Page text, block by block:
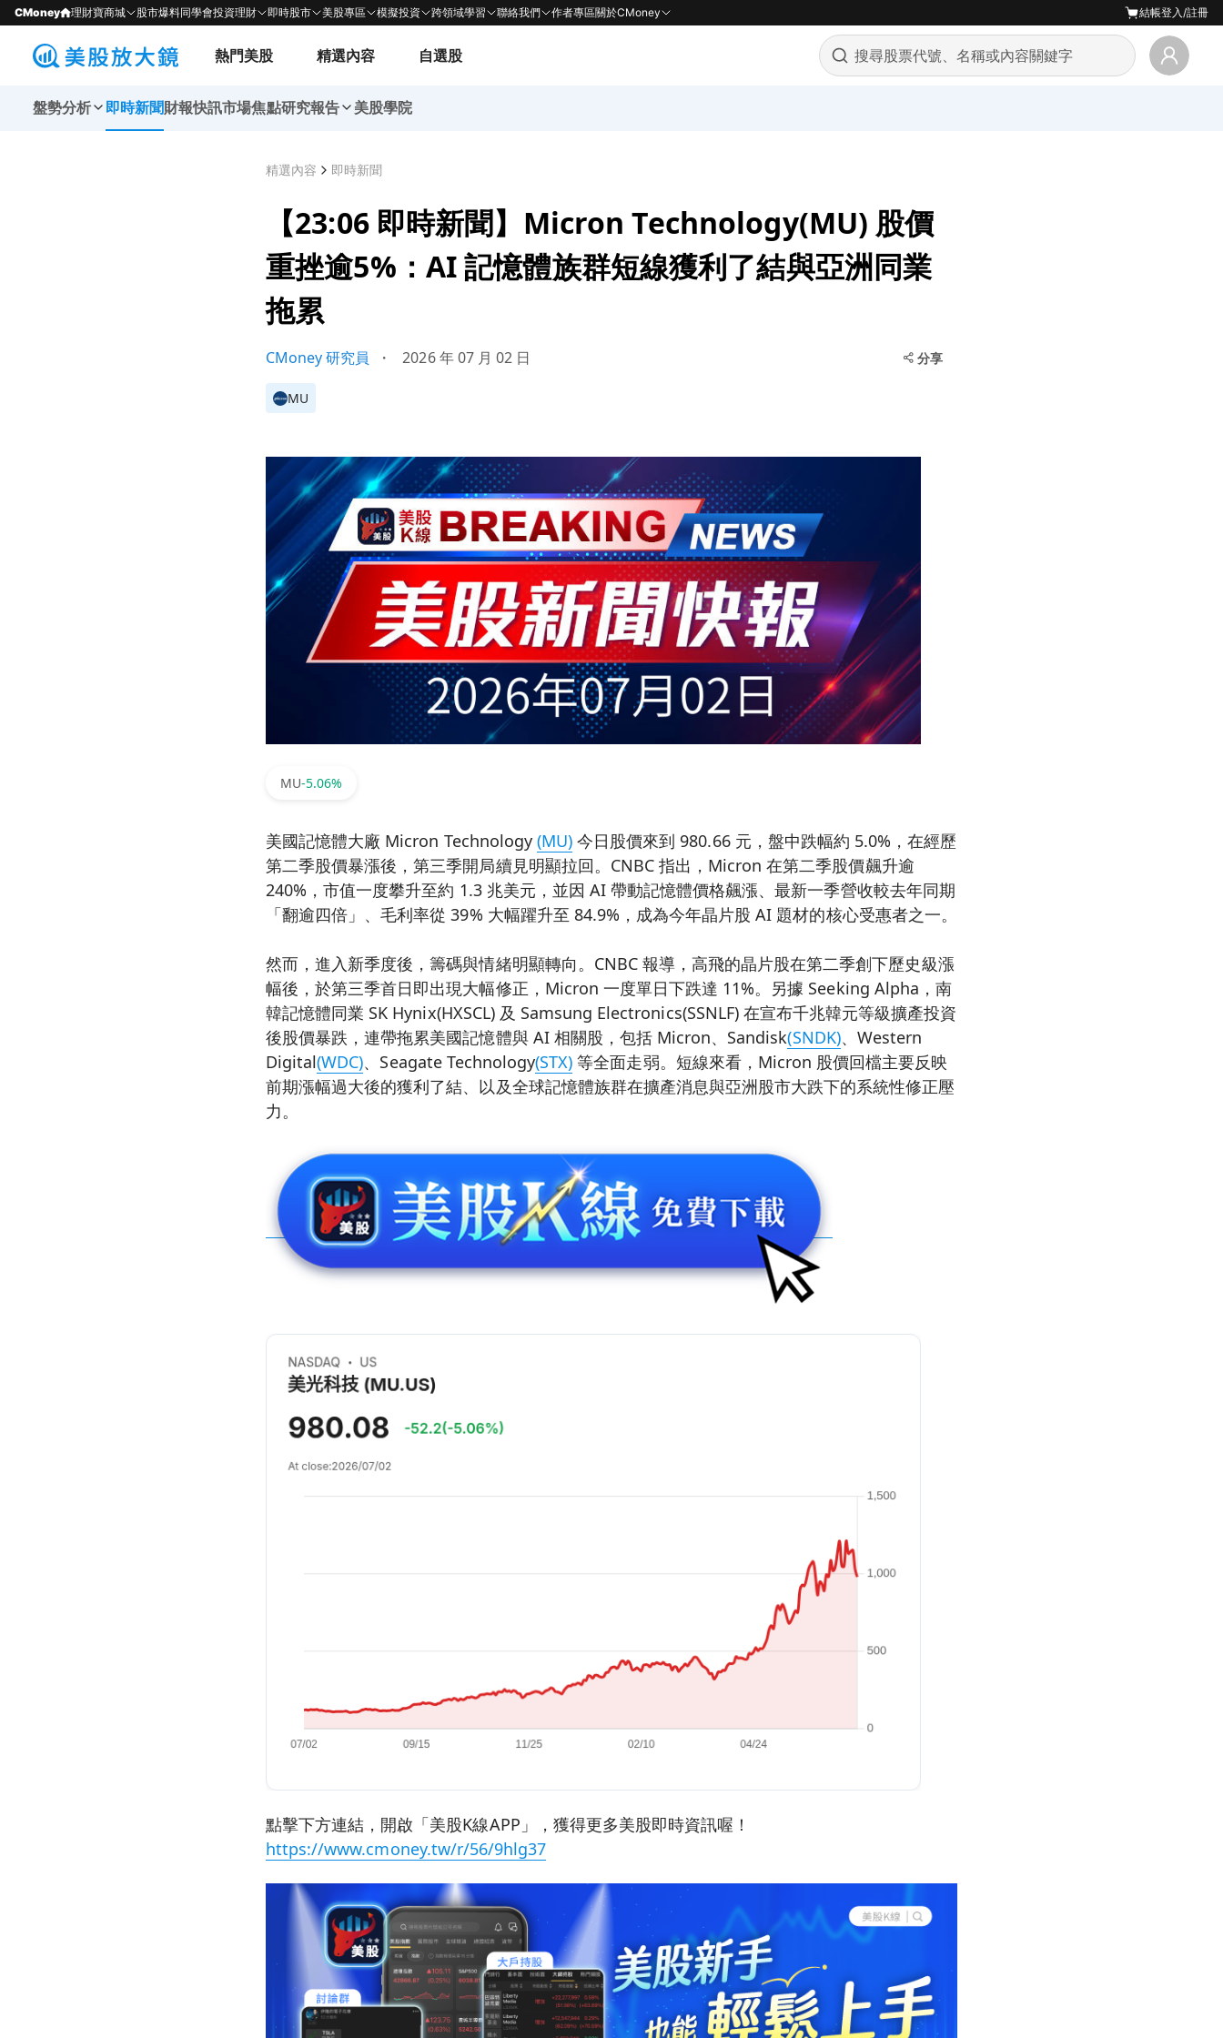
CMoney 理財寶商城 股市爆料同學會投資理財 即時股市 美股專區 模擬投資 跨領域學習 聯絡我們 作者專區關於CMoney 結帳登入/註冊
熱門美股 精選內容 自選股
盤勢分析 即時新聞財報快訊市場焦點研究報告 美股學院
精選內容 即時新聞
【23:06 即時新聞】Micron Technology(MU) 股價
重挫逾5%：AI 記憶體族群短線獲利了結與亞洲同業
拖累
CMoney 研究員 ・ 2026 年 07 月 02 日 分享
MU
MU-5.06%
美國記憶體大廠 Micron Technology (MU) 今日股價來到 980.66 元，盤中跌幅約 5.0%，在經歷
第二季股價暴漲後，第三季開局續見明顯拉回。CNBC 指出，Micron 在第二季股價飆升逾
240%，市值一度攀升至約 1.3 兆美元，並因 AI 帶動記憶體價格飆漲、最新一季營收較去年同期
「翻逾四倍」、毛利率從 39% 大幅躍升至 84.9%，成為今年晶片股 AI 題材的核心受惠者之一。
然而，進入新季度後，籌碼與情緒明顯轉向。CNBC 報導，高飛的晶片股在第二季創下歷史級漲
幅後，於第三季首日即出現大幅修正，Micron 一度單日下跌達 11%。另據 Seeking Alpha，南
韓記憶體同業 SK Hynix(HXSCL) 及 Samsung Electronics(SSNLF) 在宣布千兆韓元等級擴產投資
後股價暴跌，連帶拖累美國記憶體與 AI 相關股，包括 Micron、Sandisk(SNDK)、Western
Digital(WDC)、Seagate Technology(STX) 等全面走弱。短線來看，Micron 股價回檔主要反映
前期漲幅過大後的獲利了結、以及全球記憶體族群在擴產消息與亞洲股市大跌下的系統性修正壓
力。
點擊下方連結，開啟「美股K線APP」，獲得更多美股即時資訊喔！
https://www.cmoney.tw/r/56/9hlg37